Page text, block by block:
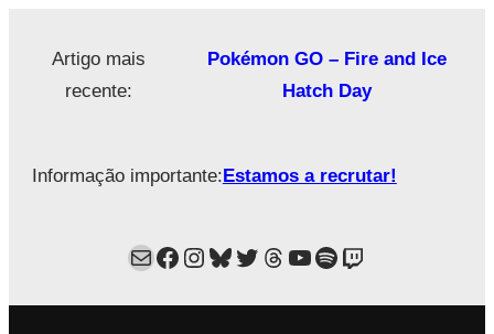
Artigo mais
recente:
Pokémon GO – Fire and Ice
Hatch Day
Informação importante:Estamos a recrutar!
MailFacebook
Instagram
Bluesky
Twitter
Estamos no Threads!
YouTube
Spotify
Twitch